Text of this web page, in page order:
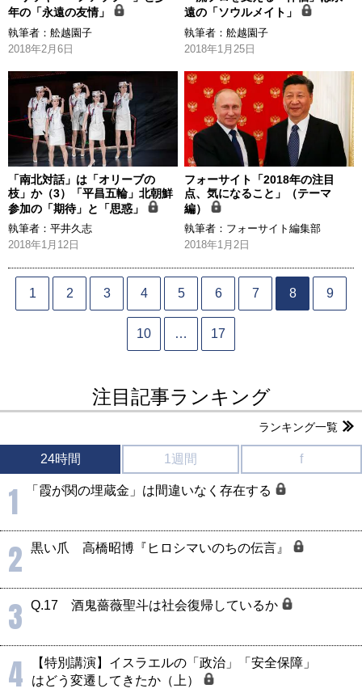
年の「永遠の友情」
執筆者： 舩越園子
2018年2月6日
遠の「ソウルメイト」
執筆者：舩越園子
2018年1月25日
「南北対話」は「オリーブの
枝」か（3）「平昌五輪」北朝鮮
参加の「期待」と「思惑」
執筆者： 平井久志
2018年1月12日
フォーサイト「2018年の注目
点、気になること」（テーマ
編）
執筆者： フォーサイト編集部
2018年1月2日
1 2 3 4 5 6 7 8 9
10 … 17
注目記事ランキング
ランキング一覧
24時間 1週間 f
1 「霞が関の埋蔵金」は間違いなく存在する
2 黒い爪 高橋昭博『ヒロシマいのちの伝言』
3 Q.17 酒鬼薔薇聖斗は社会復帰しているか
4
【特別講演】イスラエルの「政治」「安全保障」
はどう変遷してきたか（上）